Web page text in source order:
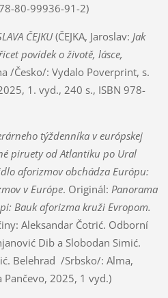
80-99936-91-2)
ČEJKU(ČEJKA, Jaroslav: Jak
povídek o životě, lásce,
/Česko/: Vydalo Poverprint, s.
1. vyd., 240 s., ISBN 978-
týždenníka v európskej
piruety od Atlantiku po Ural
aforizmov obchádza Európu:
v Európe. Originál: Panorama
Bauk aforizma kruži Evropom.
Aleksandar Čotrić. Odborní
Dib a Slobodan Simić.
Belehrad /Srbsko/: Alma,
Pančevo, 2025, 1 vyd.)